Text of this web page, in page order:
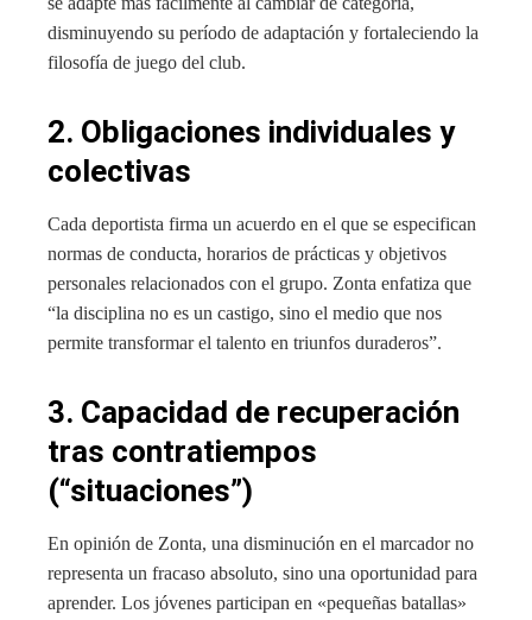
disminuyendo su período de adaptación y fortaleciendo la
filosofía de juego del club.
2. Obligaciones individuales y
colectivas
Cada deportista firma un acuerdo en el que se especifican
normas de conducta, horarios de prácticas y objetivos
personales relacionados con el grupo. Zonta enfatiza que
“la disciplina no es un castigo, sino el medio que nos
permite transformar el talento en triunfos duraderos”.
3. Capacidad de recuperación
tras contratiempos
(“situaciones”)
En opinión de Zonta, una disminución en el marcador no
representa un fracaso absoluto, sino una oportunidad para
aprender. Los jóvenes participan en «pequeñas batallas»